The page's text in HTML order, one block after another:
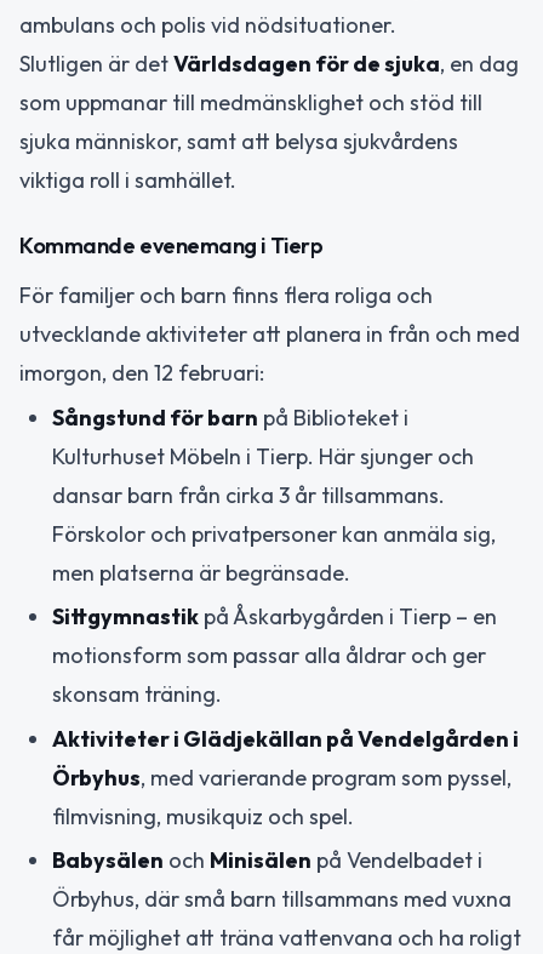
ambulans och polis vid nödsituationer.
Slutligen är detVärldsdagen för de sjuka, en dag
som uppmanar till medmänsklighet och stöd till
sjuka människor, samt att belysa sjukvårdens
viktiga roll i samhället.
Kommande evenemang i Tierp
För familjer och barn finns flera roliga och
utvecklande aktiviteter att planera in från och med
imorgon, den 12 februari:
Sångstund för barn på Biblioteket i
Kulturhuset Möbeln i Tierp. Här sjunger och
dansar barn från cirka 3 år tillsammans.
Förskolor och privatpersoner kan anmäla sig,
men platserna är begränsade.
Sittgymnastik på Åskarbygården i Tierp – en
motionsform som passar alla åldrar och ger
skonsam träning.
Aktiviteter i Glädjekällan på Vendelgården i
Örbyhus, med varierande program som pyssel,
filmvisning, musikquiz och spel.
Babysälen och Minisälen på Vendelbadet i
Örbyhus, där små barn tillsammans med vuxna
får möjlighet att träna vattenvana och ha roligt